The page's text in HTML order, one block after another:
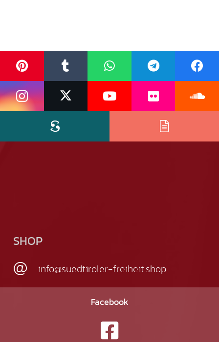
SHOP
info@suedtiroler-freiheit.shop
Facebook